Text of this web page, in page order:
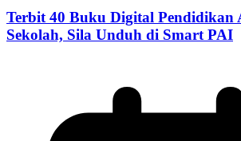
Terbit 40 Buku Digital Pendidikan
Sekolah, Sila Unduh di Smart PAI